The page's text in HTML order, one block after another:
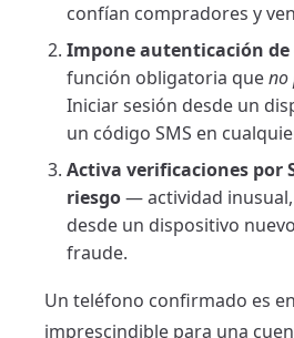
confían compradores y
Impone autenticación de
función obligatoria queno
Iniciar sesión desde un
un código SMS en
Activa verificaciones por
riesgo— actividad
desde un dispositivo
fraude.
Un teléfono confirmado es
imprescindible para una